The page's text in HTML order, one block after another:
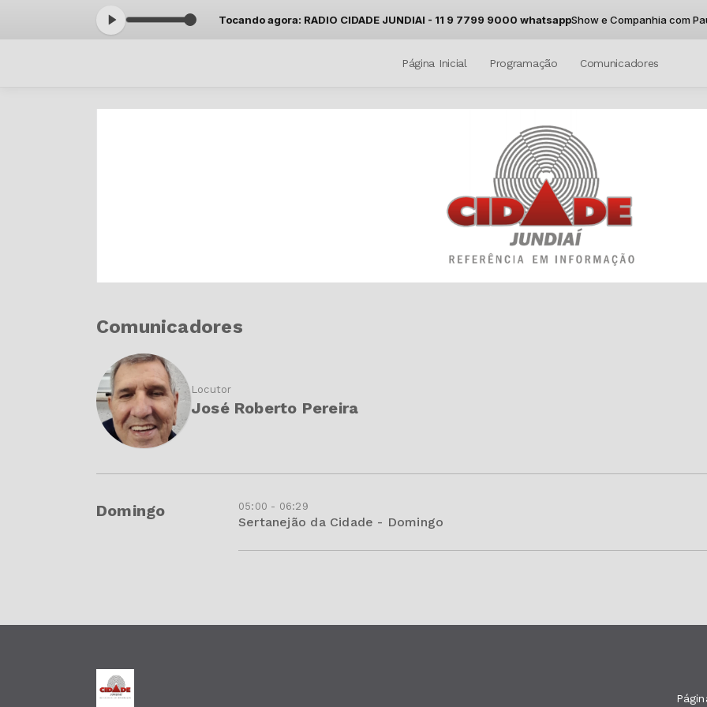
Paulinho Maurício das 15:00 às 16:59 - Tocando agora: RADIO CIDADE JUNDIAI - 11 9 7799 9000 whatsappShow e Companhia com
Página Inicial Programação Comunicadores
Comunicadores
Locutor
José Roberto Pereira
Domingo 05:00 - 06:29
Sertanejão da Cidade - Domingo